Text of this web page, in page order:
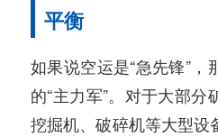
平衡
如果说空运是“急先锋”，
的“主力军”。对于大部分
挖掘机、破碎机等大型设